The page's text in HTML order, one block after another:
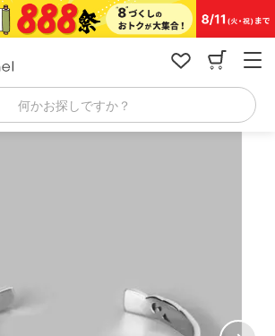
何かお探しですか？